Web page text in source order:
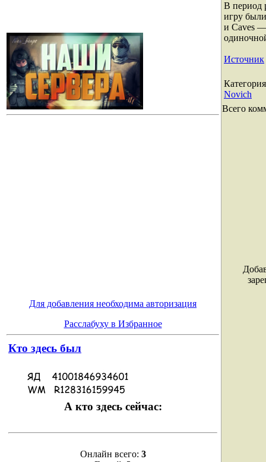
Для добавления необходима авторизация
Расслабуху в Избранное
Кто здесь был
А кто здесь сейчас:
Онлайн всего: 3
В период
игру
и Caves
Источник
Категория
Novich
Всего